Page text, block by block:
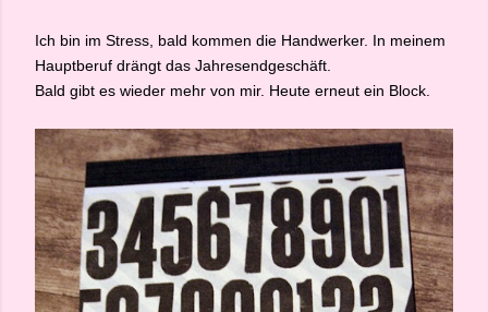
Ich bin im Stress, bald kommen die Handwerker. In meinem
Hauptberuf drängt das Jahresendgeschäft.
Bald gibt es wieder mehr von mir. Heute erneut ein Block.